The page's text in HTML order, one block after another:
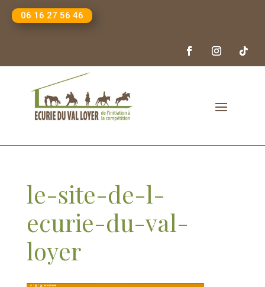
06 16 27 56 46
le-site-de-l-
ecurie-du-val-
loyer